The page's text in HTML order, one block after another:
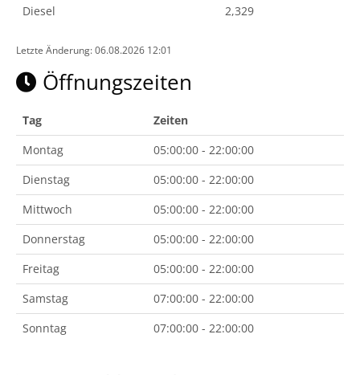
Diesel
2,329
Letzte Änderung: 06.08.2026 12:01
Öffnungszeiten
Tag
Zeiten
Montag
05:00:00 - 22:00:00
Dienstag
05:00:00 - 22:00:00
Mittwoch
05:00:00 - 22:00:00
Donnerstag
05:00:00 - 22:00:00
Freitag
05:00:00 - 22:00:00
Samstag
07:00:00 - 22:00:00
Sonntag
07:00:00 - 22:00:00